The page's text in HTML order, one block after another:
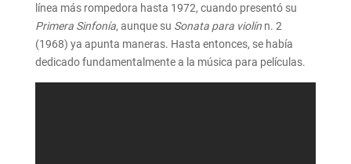
línea más rompedora hasta 1972, cuando presentó su
Primera Sinfonía, aunque su Sonata para violín n. 2
(1968) ya apunta maneras. Hasta entonces, se había
dedicado fundamentalmente a la música para películas.